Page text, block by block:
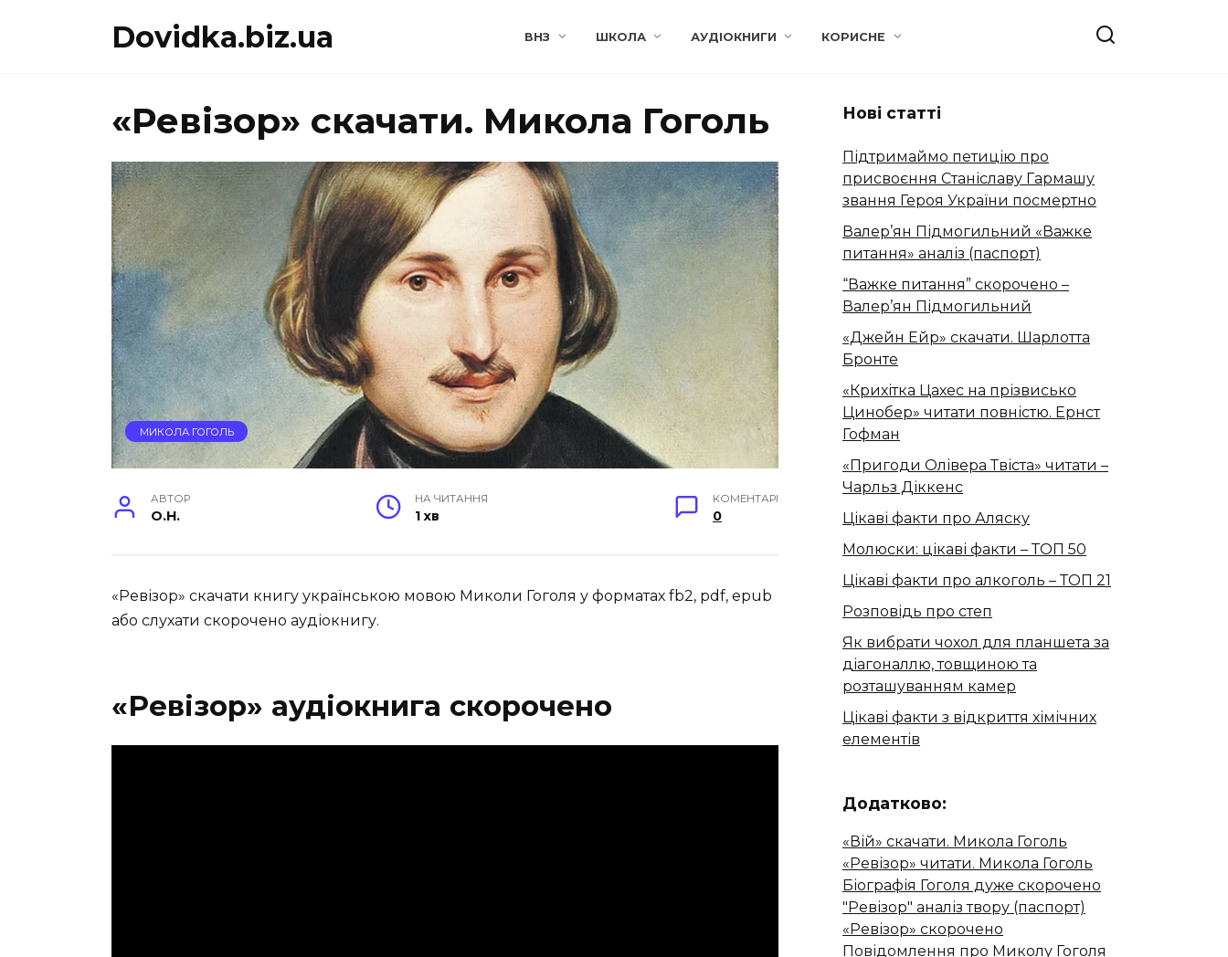
Dovidka.biz.ua ВНЗ ШКОЛА АУДІОКНИГИ КОРИСНЕ
«Ревізор» скачати. Микола Гоголь
МИКОЛА ГОГОЛЬ
АВТОР
O.H.
НА ЧИТАННЯ
1 хв
КОМЕНТАРІ
0
«Ревізор» скачати книгу українською мовою Миколи Гоголя у форматах fb2, pdf, epub
або слухати скорочено аудіокнигу.
«Ревізор» аудіокнига скорочено
Нові статті
Підтримаймо петицію про
присвоєння Станіславу Гармашу
звання Героя України посмертно
Валер’ян Підмогильний «Важке
питання» аналіз (паспорт)
“Важке питання” скорочено –
Валер’ян Підмогильний
«Джейн Ейр» скачати. Шарлотта
Бронте
«Крихітка Цахес на прізвисько
Цинобер» читати повністю. Ернст
Гофман
«Пригоди Олівера Твіста» читати –
Чарльз Діккенс
Цікаві факти про Аляску
Молюски: цікаві факти – ТОП 50
Цікаві факти про алкоголь – ТОП 21
Розповідь про степ
Як вибрати чохол для планшета за
діагоналлю, товщиною та
розташуванням камер
Цікаві факти з відкриття хімічних
елементів
Додатково:
«Вій» скачати. Микола Гоголь
«Ревізор» читати. Микола Гоголь
Біографія Гоголя дуже скорочено
"Ревізор" аналіз твору (паспорт)
«Ревізор» скорочено
Повідомлення про Миколу Гоголя